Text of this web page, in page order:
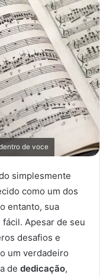
de voce
simplesmente
como um dos
entanto, sua
Apesar de seu
desafios e
um verdadeiro
de dedicação,